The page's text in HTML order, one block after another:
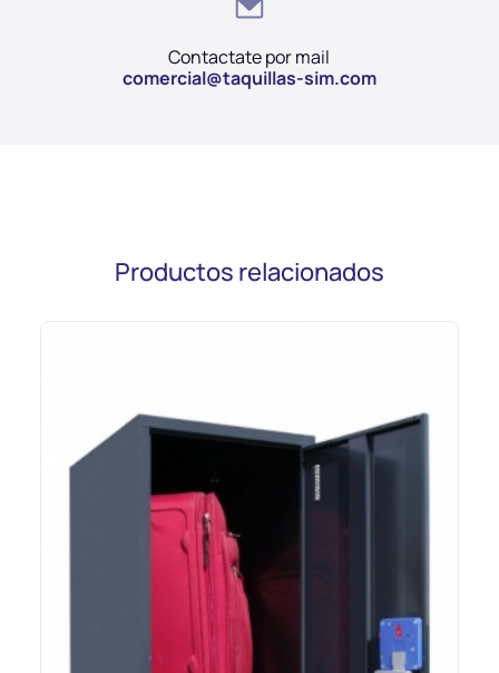
Contactate por mail
comercial@taquillas-sim.com
Productos relacionados